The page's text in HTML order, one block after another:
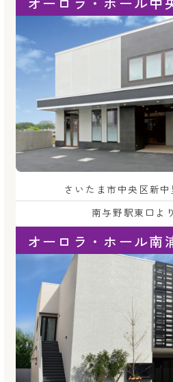
さいたま市中央区新
南与野駅東口よ
オーロラ・ホール南